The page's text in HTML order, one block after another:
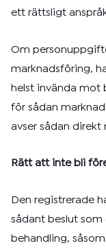
ett rättsligt
Om
marknadsföring,
helst invända mot
för sådan
avser sådan direkt
Rätt att inte bli
Den registrerade
sådant beslut
behandling,